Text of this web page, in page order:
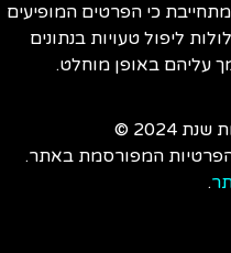
כי הפרטים המופיעים
ליפול טעויות בנתונים
עליהם באופן מוחלט.
2024 ©
המפורסמת באתר.
.